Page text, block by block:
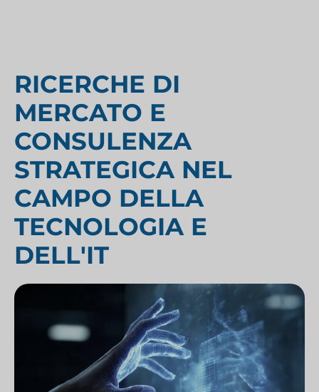
RICERCHE DI
MERCATO E
CONSULENZA
STRATEGICA NEL
CAMPO DELLA
TECNOLOGIA E
DELL'IT